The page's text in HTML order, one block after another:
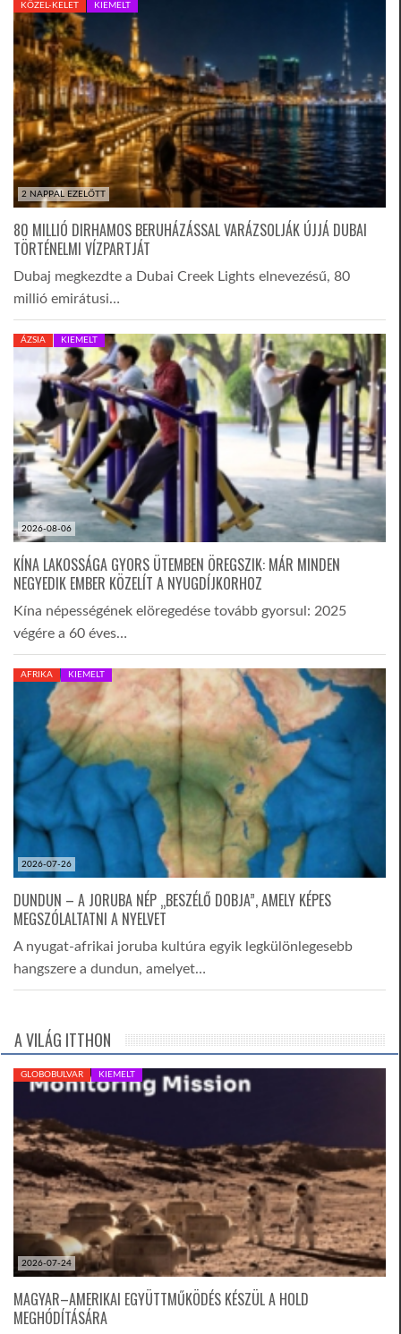
2 NAPPAL EZELŐTT
KÖZEL-KELET KIEMELT
80 MILLIÓ DIRHAMOS BERUHÁZÁSSAL VARÁZSOLJÁK ÚJJÁ DUBAI
TÖRTÉNELMI VÍZPARTJÁT
Dubaj megkezdte a Dubai Creek Lights elnevezésű, 80
millió emirátusi…
2026-08-06
ÁZSIA KIEMELT
KÍNA LAKOSSÁGA GYORS ÜTEMBEN ÖREGSZIK: MÁR MINDEN
NEGYEDIK EMBER KÖZELÍT A NYUGDÍJKORHOZ
Kína népességének elöregedése tovább gyorsul: 2025
végére a 60 éves…
2026-07-26
AFRIKA KIEMELT
DUNDUN – A JORUBA NÉP „BESZÉLŐ DOBJA”, AMELY KÉPES
MEGSZÓLALTATNI A NYELVET
A nyugat-afrikai joruba kultúra egyik legkülönlegesebb
hangszere a dundun, amelyet…
A VILÁG ITTHON
2026-07-24
GLOBOBULVAR KIEMELT
MAGYAR–AMERIKAI EGYÜTTMŰKÖDÉS KÉSZÜL A HOLD
MEGHÓDÍTÁSÁRA